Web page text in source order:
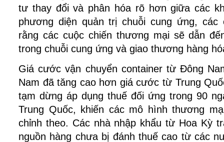
tư thay đổi và phân hóa rõ hơn giữa các
phương diện quản trị chuỗi cung ứng, các
rằng các cuộc chiến thương mại sẽ dẫn
trong chuỗi cung ứng và giao thương hàng
Giá cước vận chuyển container từ Đông
Nam đã tăng cao hơn giá cước từ Trung
tạm dừng áp dụng thuế đối ứng trong 90
Trung Quốc, khiến các mô hình thương
chỉnh theo. Các nhà nhập khẩu từ Hoa Kỳ
nguồn hàng chưa bị đánh thuế cao từ các